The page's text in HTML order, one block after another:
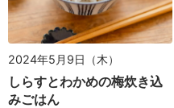
2024年5月9日（木）
しらすとわかめの梅炊き込
みごはん